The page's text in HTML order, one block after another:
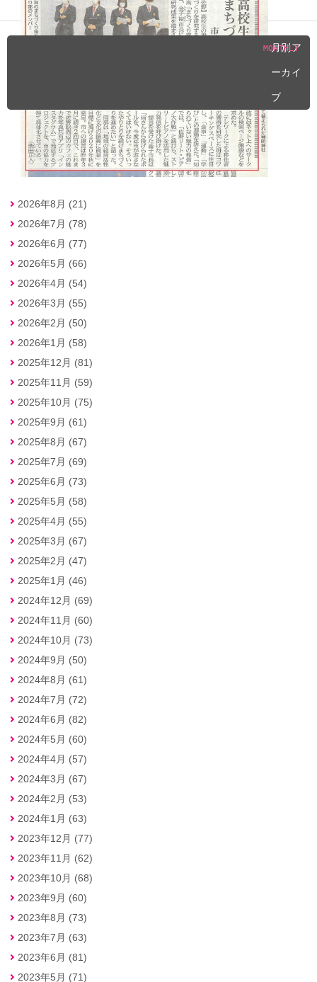
月別ア
ーカイ
ブ
MONTHLY
2026年8月 (21)
2026年7月 (78)
2026年6月 (77)
2026年5月 (66)
2026年4月 (54)
2026年3月 (55)
2026年2月 (50)
2026年1月 (58)
2025年12月 (81)
2025年11月 (59)
2025年10月 (75)
2025年9月 (61)
2025年8月 (67)
2025年7月 (69)
2025年6月 (73)
2025年5月 (58)
2025年4月 (55)
2025年3月 (67)
2025年2月 (47)
2025年1月 (46)
2024年12月 (69)
2024年11月 (60)
2024年10月 (73)
2024年9月 (50)
2024年8月 (61)
2024年7月 (72)
2024年6月 (82)
2024年5月 (60)
2024年4月 (57)
2024年3月 (67)
2024年2月 (53)
2024年1月 (63)
2023年12月 (77)
2023年11月 (62)
2023年10月 (68)
2023年9月 (60)
2023年8月 (73)
2023年7月 (63)
2023年6月 (81)
2023年5月 (71)